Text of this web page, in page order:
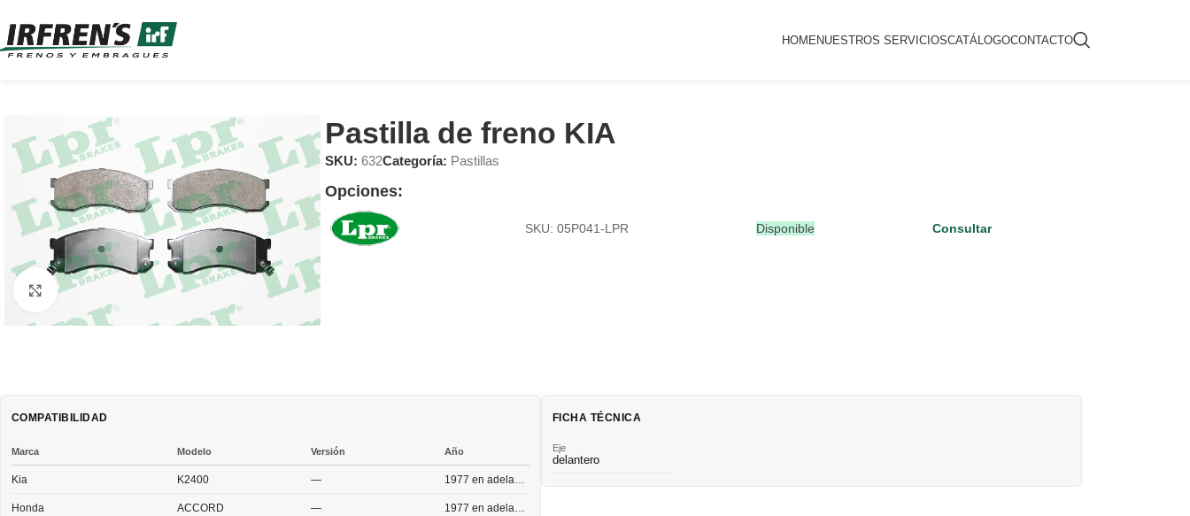
HOMENUESTROS SERVICIOSCATÁLOGOCONTACTO
Clic para ampliar
Pastilla de freno KIA
SKU: 632Categoría: Pastillas
Opciones:
SKU: 05P041-LPR Disponible Consultar
COMPATIBILIDAD
Marca Modelo Versión Año
Kia K2400 —
Honda ACCORD —
FICHA TÉCNICA
Eje
delantero